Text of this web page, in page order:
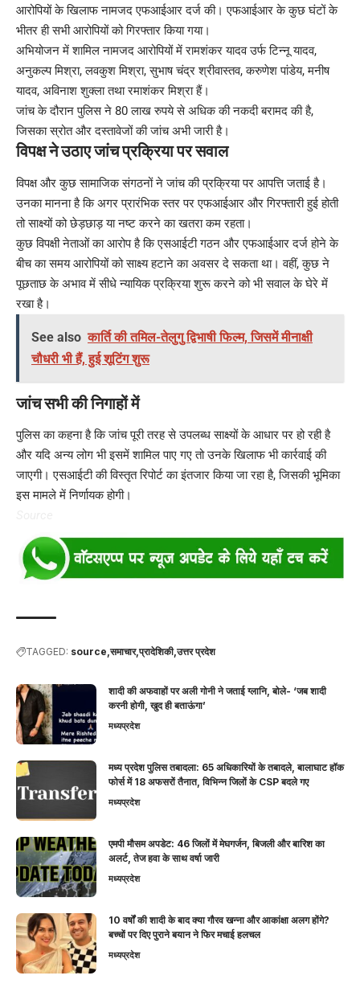
आरोपियों के खिलाफ नामजद एफआईआर दर्ज की। एफआईआर के कुछ घंटों के
भीतर ही सभी आरोपियों को गिरफ्तार किया गया।
अभियोजन में शामिल नामजद आरोपियों में रामशंकर यादव उर्फ टिन्नू यादव,
अनुकल्प मिश्रा, लवकुश मिश्रा, सुभाष चंद्र श्रीवास्तव, करुणेश पांडेय, मनीष
यादव, अविनाश शुक्ला तथा रमाशंकर मिश्रा हैं।
जांच के दौरान पुलिस ने 80 लाख रुपये से अधिक की नकदी बरामद की है,
जिसका स्रोत और दस्तावेजों की जांच अभी जारी है।
विपक्ष ने उठाए जांच प्रक्रिया पर सवाल
विपक्ष और कुछ सामाजिक संगठनों ने जांच की प्रक्रिया पर आपत्ति जताई है।
उनका मानना है कि अगर प्रारंभिक स्तर पर एफआईआर और गिरफ्तारी हुई होती
तो साक्ष्यों को छेड़छाड़ या नष्ट करने का खतरा कम रहता।
कुछ विपक्षी नेताओं का आरोप है कि एसआईटी गठन और एफआईआर दर्ज होने के
बीच का समय आरोपियों को साक्ष्य हटाने का अवसर दे सकता था। वहीं, कुछ ने
पूछताछ के अभाव में सीधे न्यायिक प्रक्रिया शुरू करने को भी सवाल के घेरे में
रखा है।
See also कार्ति की तमिल-तेलुगु द्विभाषी फिल्म, जिसमें मीनाक्षी
चौधरी भी हैं, हुई शूटिंग शुरू
जांच सभी की निगाहों में
पुलिस का कहना है कि जांच पूरी तरह से उपलब्ध साक्ष्यों के आधार पर हो रही है
और यदि अन्य लोग भी इसमें शामिल पाए गए तो उनके खिलाफ भी कार्रवाई की
जाएगी। एसआईटी की विस्तृत रिपोर्ट का इंतजार किया जा रहा है, जिसकी भूमिका
इस मामले में निर्णायक होगी।
TAGGED: source समाचार,प्रादेशिकी,उत्तर प्रदेश
शादी की अफवाहों पर अली गोनी ने जताई ग्लानि, बोले- ‘जब शादी
करनी होगी, खुद ही बताऊंगा’
मध्यप्रदेश
मध्य प्रदेश पुलिस तबादला: 65 अधिकारियों के तबादले, बालाघाट हॉक
फोर्स में 18 अफसरों तैनात, विभिन्न जिलों के CSP बदले गए
मध्यप्रदेश
एमपी मौसम अपडेट: 46 जिलों में मेघगर्जन, बिजली और बारिश का
अलर्ट, तेज हवा के साथ वर्षा जारी
मध्यप्रदेश
10 वर्षों की शादी के बाद क्या गौरव खन्ना और आकांक्षा अलग होंगे?
बच्चों पर दिए पुराने बयान ने फिर मचाई हलचल
मध्यप्रदेश